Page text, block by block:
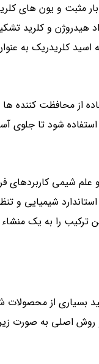
مثبت و یون های
هیدروژن و کلرید
کلریدریک به
از محافظت کننده ها
شود تا
شیمی کاربردهای
را به یک
از محصولات
روش اصلی به صورت